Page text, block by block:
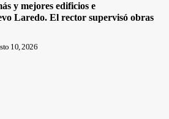
y mejores edificios e
Laredo. El rector supervisó obras
10, 2026